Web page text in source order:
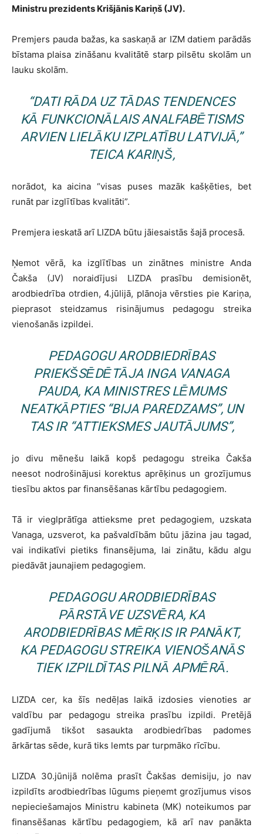
Ministru prezidents Krišjānis Kariņš (JV).
Premjers pauda bažas, ka saskaņā ar IZM datiem parādās
bīstama plaisa zināšanu kvalitātē starp pilsētu skolām un
lauku skolām.
“DATI RĀDA UZ TĀDAS TENDENCES
KĀ FUNKCIONĀLAIS ANALFABĒTISMS
ARVIEN LIELĀKU IZPLATĪBU LATVIJĀ,”
TEICA KARIŅŠ,
norādot, ka aicina “visas puses mazāk kašķēties, bet
runāt par izglītības kvalitāti”.
Premjera ieskatā arī LIZDA būtu jāiesaistās šajā procesā.
Ņemot vērā, ka izglītības un zinātnes ministre Anda
Čakša (JV) noraidījusi LIZDA prasību demisionēt,
arodbiedrība otrdien, 4.jūlijā, plānoja vērsties pie Kariņa,
pieprasot steidzamus risinājumus pedagogu streika
vienošanās izpildei.
PEDAGOGU ARODBIEDRĪBAS
PRIEKŠSĒDĒTĀJA INGA VANAGA
PAUDA, KA MINISTRES LĒMUMS
NEATKĀPTIES “BIJA PAREDZAMS”, UN
TAS IR “ATTIEKSMES JAUTĀJUMS”,
jo divu mēnešu laikā kopš pedagogu streika Čakša
neesot nodrošinājusi korektus aprēķinus un grozījumus
tiesību aktos par finansēšanas kārtību pedagogiem.
Tā ir vieglprātīga attieksme pret pedagogiem, uzskata
Vanaga, uzsverot, ka pašvaldībām būtu jāzina jau tagad,
vai indikatīvi pietiks finansējuma, lai zinātu, kādu algu
piedāvāt jaunajiem pedagogiem.
PEDAGOGU ARODBIEDRĪBAS
PĀRSTĀVE UZSVĒRA, KA
ARODBIEDRĪBAS MĒRĶIS IR PANĀKT,
KA PEDAGOGU STREIKA VIENOŠANĀS
TIEK IZPILDĪTAS PILNĀ APMĒRĀ.
LIZDA cer, ka šīs nedēļas laikā izdosies vienoties ar
valdību par pedagogu streika prasību izpildi. Pretējā
gadījumā tikšot sasaukta arodbiedrības padomes
ārkārtas sēde, kurā tiks lemts par turpmāko rīcību.
LIZDA 30.jūnijā nolēma prasīt Čakšas demisiju, jo nav
izpildīts arodbiedrības lūgums pieņemt grozījumus visos
nepieciešamajos Ministru kabineta (MK) noteikumos par
finansēšanas kārtību pedagogiem, kā arī nav panākta